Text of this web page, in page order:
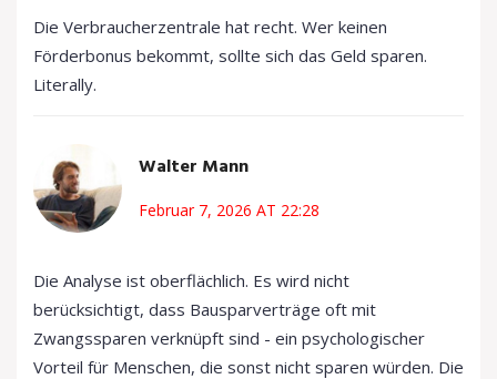
Die Verbraucherzentrale hat recht. Wer keinen
Förderbonus bekommt, sollte sich das Geld sparen.
Literally.
Walter Mann
Februar 7, 2026 AT 22:28
Die Analyse ist oberflächlich. Es wird nicht
berücksichtigt, dass Bausparverträge oft mit
Zwangssparen verknüpft sind - ein psychologischer
Vorteil für Menschen, die sonst nicht sparen würden. Die